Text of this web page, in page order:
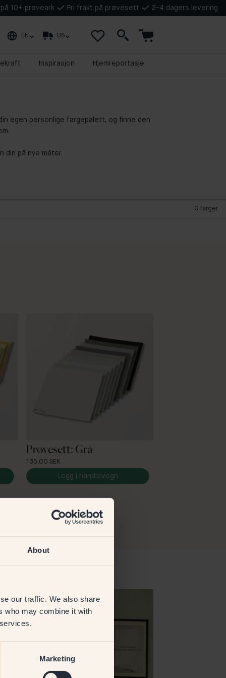
About
our traffic. We also share
who may combine it with
Marketing
10+ prøveark Fri frakt på prøvesett 2-4 dagers levering
EN US
Inspirasjon Hjemreportasje
egen personlige fargepalett, og finne den
din på nye måter.
0 farger
Prøvesett: Grå
135.00 SEK
Legg i handlevogn